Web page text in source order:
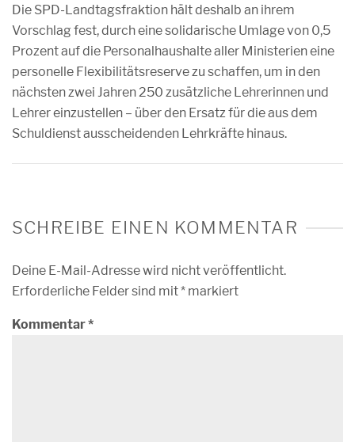
Die SPD-Landtagsfraktion hält deshalb an ihrem
Vorschlag fest, durch eine solidarische Umlage von 0,5
Prozent auf die Personalhaushalte aller Ministerien eine
personelle Flexibilitätsreserve zu schaffen, um in den
nächsten zwei Jahren 250 zusätzliche Lehrerinnen und
Lehrer einzustellen – über den Ersatz für die aus dem
Schuldienst ausscheidenden Lehrkräfte hinaus.
SCHREIBE EINEN KOMMENTAR
Deine E-Mail-Adresse wird nicht veröffentlicht.
Erforderliche Felder sind mit* markiert
Kommentar*